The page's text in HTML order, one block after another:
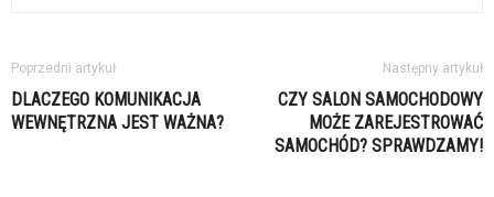
Poprzedni artykuł
DLACZEGO KOMUNIKACJA
WEWNĘTRZNA JEST WAŻNA?
Następny artykuł
CZY SALON SAMOCHODOWY
MOŻE ZAREJESTROWAĆ
SAMOCHÓD? SPRAWDZAMY!